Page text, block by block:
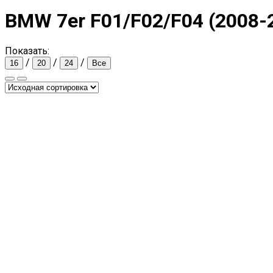
BMW 7er F01/F02/F04 (2008-
Показать:
16 / 20 / 24 / Все